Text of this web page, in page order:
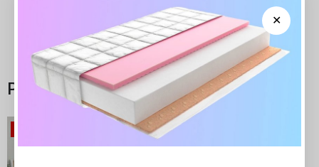
Příslušenství
-23%
Akce
-20%